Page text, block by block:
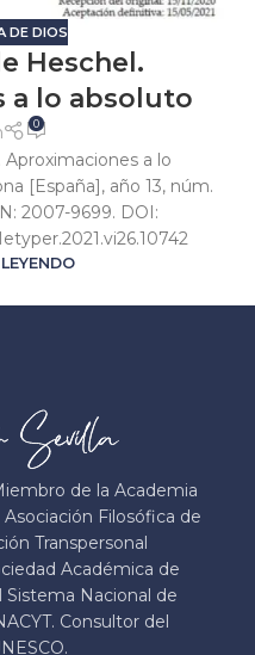
DE DIOS
Heschel.
a lo absoluto
0
Aproximaciones a lo
[España], año 13, núm.
2007-9699. DOI:
de la Academia
Filosófica de
Transpersonal
Académica de
Sistema Nacional de
Consultor del